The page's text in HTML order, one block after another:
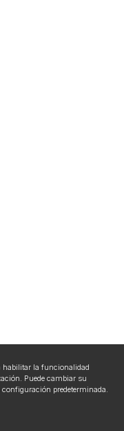
habilitar la funcionalidad
Puede cambiar su
predeterminada.